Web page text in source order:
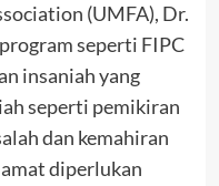
(UMFA), Dr.
seperti FIPC
insaniah yang
seperti pemikiran
dan kemahiran
diperlukan